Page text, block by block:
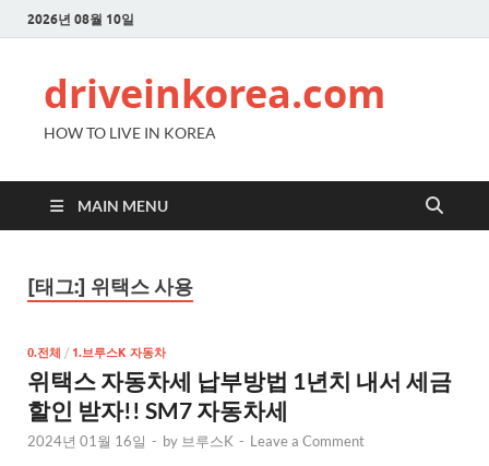
2026년 08월 10일
driveinkorea.com
HOW TO LIVE IN KOREA
MAIN MENU
[태그:] 위택스 사용
0.전체 / 1.브루스K 자동차
위택스 자동차세 납부방법 1년치 내서 세금
할인 받자!! SM7 자동차세
2024년 01월 16일 - by 브루스K - Leave a Comment